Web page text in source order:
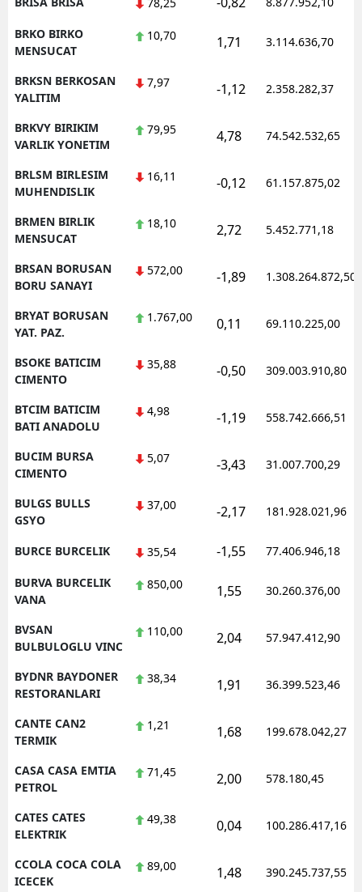
BRKO BIRKO
MENSUCAT
10,70 1,71 3.114.636,70
BRKSN BERKOSAN
YALITIM
7,97 -1,12 2.358.282,37
BRKVY BIRIKIM
VARLIK YONETIM
79,95 4,78 74.542.532,65
BRLSM BIRLESIM
MUHENDISLIK
16,11 -0,12 61.157.875,02
BRMEN BIRLIK
MENSUCAT
18,10 2,72 5.452.771,18
BRSAN BORUSAN
BORU SANAYI
572,00 -1,89 1.308.264.872,50
BRYAT BORUSAN
YAT. PAZ.
1.767,00 0,11 69.110.225,00
BSOKE BATICIM
CIMENTO
35,88 -0,50 309.003.910,80
BTCIM BATICIM
BATI ANADOLU
4,98 -1,19 558.742.666,51
BUCIM BURSA
CIMENTO
5,07 -3,43 31.007.700,29
BULGS BULLS
GSYO
37,00 -2,17 181.928.021,96
BURCE BURCELIK 35,54 -1,55 77.406.946,18
BURVA BURCELIK
VANA
850,00 1,55 30.260.376,00
BVSAN
BULBULOGLU VINC
110,00 2,04 57.947.412,90
BYDNR BAYDONER
RESTORANLARI
38,34 1,91 36.399.523,46
CANTE CAN2
TERMIK
1,21 1,68 199.678.042,27
CASA CASA EMTIA
PETROL
71,45 2,00 578.180,45
CATES CATES
ELEKTRIK
49,38 0,04 100.286.417,16
CCOLA COCA COLA
ICECEK
89,00 1,48 390.245.737,55